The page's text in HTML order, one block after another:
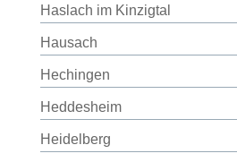
Haslach im Kinzigtal
Hausach
Hechingen
Heddesheim
Heidelberg